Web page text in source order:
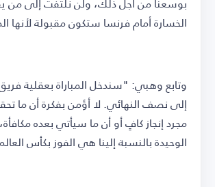
الخسارة أمام فرنسا ستكون مقبولة لأنها
وتابع وهبي: "سندخل المباراة بعقلية
إلى نصف النهائي. لا أؤمن بفكرة أن ما
مجرد إنجاز كافٍ أو أن ما سيأتي بعده
الوحيدة بالنسبة إلينا هي الفوز بكأس